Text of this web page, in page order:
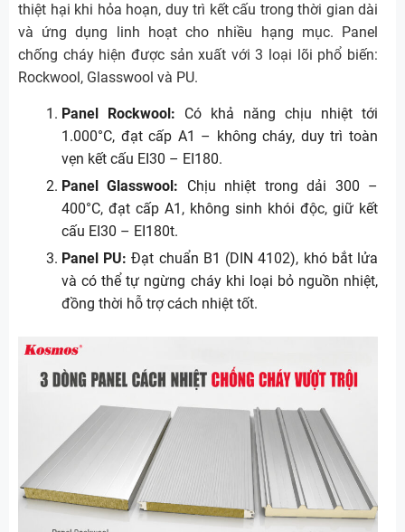
thiệt hại khi hỏa hoạn, duy trì kết cấu trong thời gian dài
và ứng dụng linh hoạt cho nhiều hạng mục. Panel
chống cháy hiện được sản xuất với 3 loại lõi phổ biến:
Rockwool, Glasswool và PU.
Panel Rockwool: Có khả năng chịu nhiệt tới
1.000°C, đạt cấp A1 – không cháy, duy trì toàn
vẹn kết cấu EI30 – EI180.
Panel Glasswool: Chịu nhiệt trong dải 300 –
400°C, đạt cấp A1, không sinh khói độc, giữ kết
cấu EI30 – EI180t.
Panel PU:Đạt chuẩn B1 (DIN 4102), khó bắt lửa
và có thể tự ngừng cháy khi loại bỏ nguồn nhiệt,
đồng thời hỗ trợ cách nhiệt tốt.